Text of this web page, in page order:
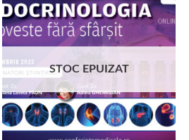
STOC EPUIZAT